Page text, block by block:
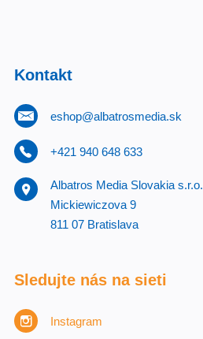
Kontakt
eshop@albatrosmedia.sk
+421 940 648 633
Albatros Media Slovakia s.r.o.
Mickiewiczova 9
811 07 Bratislava
Sledujte nás na sieti
Instagram